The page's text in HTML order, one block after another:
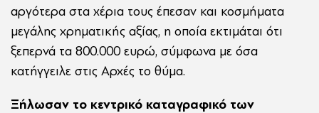
αργότερα στα χέρια τους έπεσαν και κοσμήματα
μεγάλης χρηματικής αξίας, η οποία εκτιμάται ότι
ξεπερνά τα 800.000 ευρώ, σύμφωνα με όσα
κατήγγειλε στις Αρχές το θύμα.
Ξήλωσαν το κεντρικό καταγραφικό των